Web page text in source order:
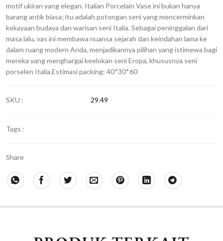
motif ukiran yang elegan. Italian Porcelain Vase ini bukan hanya
barang antik biasa; itu adalah potongan seni yang mencerminkan
kekayaan budaya dan warisan seni Italia. Sebagai peninggalan dari
masa lalu, vas ini membawa nuansa sejarah dan keindahan lama ke
dalam ruang modern Anda, menjadikannya pilihan yang istimewa bagi
mereka yang menghargai keelokan seni Eropa, khususnya seni
porselen Italia.Estimasi packing: 40*30*60
SKU : 29.49
Tags :
Share